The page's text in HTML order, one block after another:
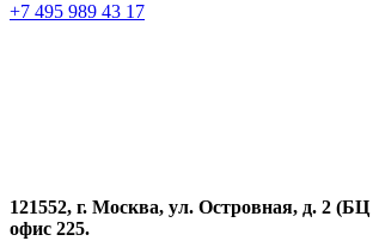
+7 495 989 43 17
121552, г. Москва, ул. Островная, д. 2
офис 225.